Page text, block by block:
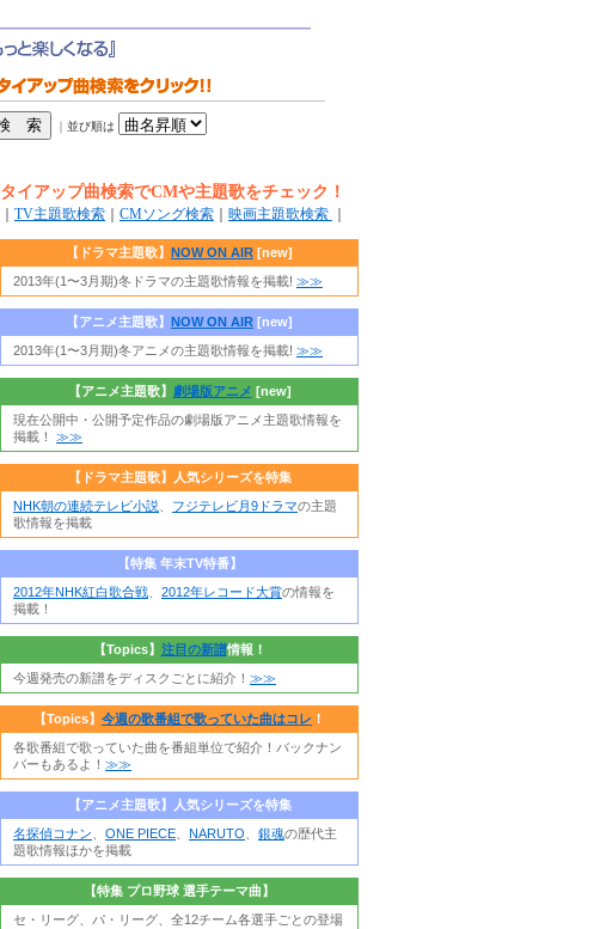
｜ 並び順は
タイアップ曲検索でCMや主題歌をチェック！
TV主題歌検索 CMソング検索 映画主題歌検索
【ドラマ主題歌】 NOW ON AIR [new]
2013年(1〜3月期)冬ドラマの主題歌情報を掲載! ≫≫
【アニメ主題歌】 NOW ON AIR [new]
2013年(1〜3月期)冬アニメの主題歌情報を掲載! ≫≫
【アニメ主題歌】 劇場版アニメ [new]
現在公開中・公開予定作品の劇場版アニメ主題歌情報を
掲載！ ≫≫
【ドラマ主題歌】人気シリーズを特集
NHK朝の連続テレビ小説
フジテレビ月9ドラマの主題
歌情報を掲載
【特集 年末TV特番】
2012年NHK紅白歌合戦
2012年レコード大賞の情報を
掲載！
【Topics】 注目の新譜情報！
今週発売の新譜をディスクごとに紹介！ ≫≫
【Topics】 今週の歌番組で歌っていた曲はコレ ！
各歌番組で歌っていた曲を番組単位で紹介！バックナン
バーもあるよ！ ≫≫
【アニメ主題歌】人気シリーズを特集
名探偵コナン
ONE PIECE NARUTO 銀魂の歴代主
題歌情報ほかを掲載
【特集 プロ野球 選手テーマ曲】
セ・リーグ、パ・リーグ、全12チーム各選手ごとの登場